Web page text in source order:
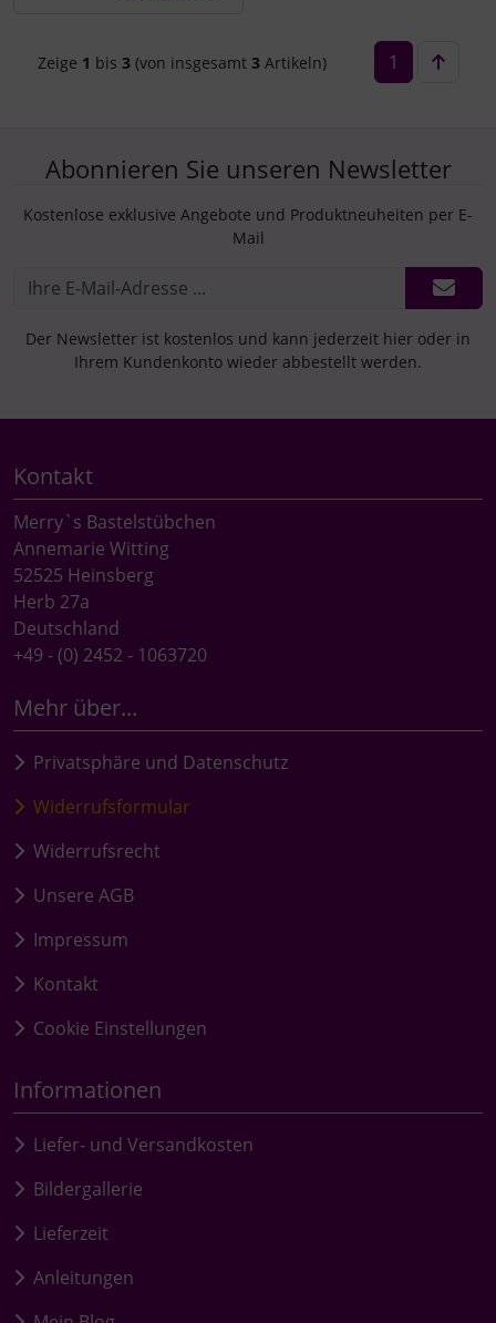
Zeige 1 bis 3(von insgesamt 3Artikeln) 1
Abonnieren Sie unseren Newsletter
Kostenlose exklusive Angebote und Produktneuheiten per E-
Mail
Der Newsletter ist kostenlos und kann jederzeit hier oder in
Ihrem Kundenkonto wieder abbestellt werden.
Kontakt
Merry`s Bastelstübchen
Annemarie Witting
52525 Heinsberg
Herb 27a
Deutschland
+49 - (0) 2452 - 1063720
Mehr über...
Privatsphäre und Datenschutz
Widerrufsformular
Widerrufsrecht
Unsere AGB
Impressum
Kontakt
Cookie Einstellungen
Informationen
Liefer- und Versandkosten
Bildergallerie
Lieferzeit
Anleitungen